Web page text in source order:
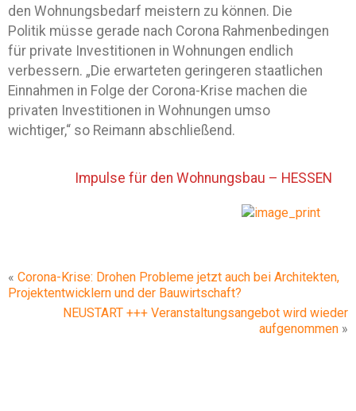
den Wohnungsbedarf meistern zu können. Die
Politik müsse gerade nach Corona Rahmenbedingen
für private Investitionen in Wohnungen endlich
verbessern. „Die erwarteten geringeren staatlichen
Einnahmen in Folge der Corona-Krise machen die
privaten Investitionen in Wohnungen umso
wichtiger,“ so Reimann abschließend.
Impulse für den Wohnungsbau – HESSEN
« Corona-Krise: Drohen Probleme jetzt auch bei Architekten,
Projektentwicklern und der Bauwirtschaft?
NEUSTART +++ Veranstaltungsangebot wird wieder
aufgenommen »